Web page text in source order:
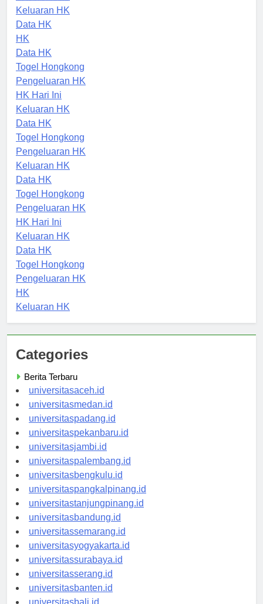
Keluaran HK
Keluaran HK
Data HK
HK
Data HK
Togel Hongkong
Pengeluaran HK
HK Hari Ini
Keluaran HK
Data HK
Togel Hongkong
Pengeluaran HK
Keluaran HK
Data HK
Togel Hongkong
Pengeluaran HK
HK Hari Ini
Keluaran HK
Data HK
Togel Hongkong
Pengeluaran HK
HK
Categories
Berita Terbaru
universitasaceh.id
universitasmedan.id
universitaspadang.id
universitaspekanbaru.id
universitasjambi.id
universitaspalembang.id
universitasbengkulu.id
universitaspangkalpinang.id
universitastanjungpinang.id
universitasbandung.id
universitassemarang.id
universitasyogyakarta.id
universitassurabaya.id
universitasserang.id
universitasbanten.id